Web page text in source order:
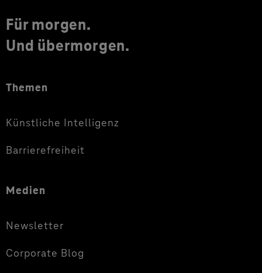
Für morgen.
Und übermorgen.
Themen
Künstliche Intelligenz
Barrierefreiheit
Medien
Newsletter
Corporate Blog